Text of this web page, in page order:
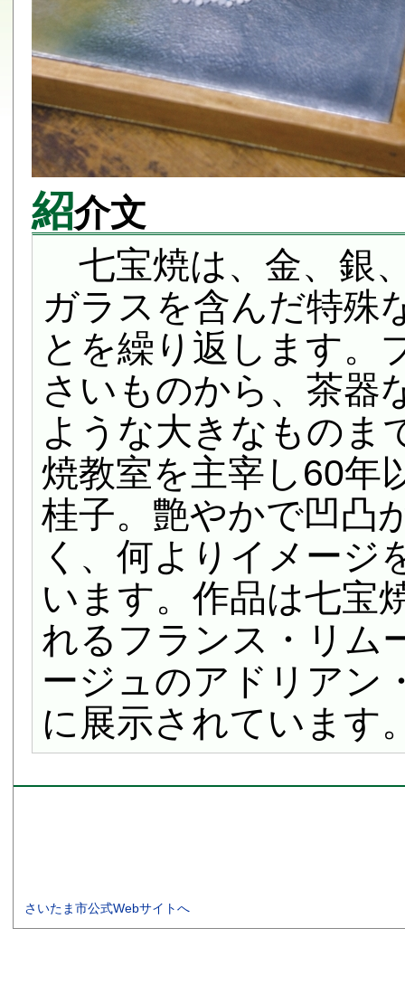
紹介文
七宝焼は、金、銀
ガラスを含んだ特殊
とを繰り返します。
さいものから、茶器
ような大きなものま
焼教室を主宰し60年
桂子。艶やかで凹凸
く、何よりイメージ
います。作品は七宝
れるフランス・リム
ージュのアドリアン
に展示されています
さいたま市公式Webサイトへ